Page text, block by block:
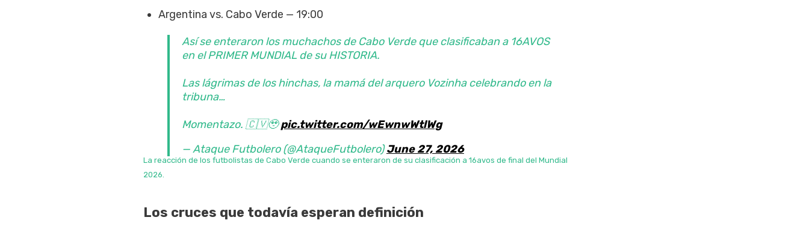
Argentina vs. Cabo Verde — 19:00
Así se enteraron los muchachos de Cabo Verde que clasificaban a 16AVOS
en el PRIMER MUNDIAL de su HISTORIA.
Las lágrimas de los hinchas, la mamá del arquero Vozinha celebrando en la
tribuna…
Momentazo. 🇨🇻🥹pic.twitter.com/wEwnwWtlWg
— Ataque Futbolero (@AtaqueFutbolero)June 27, 2026
La reacción de los futbolistas de Cabo Verde cuando se enteraron de su clasificación a 16avos de final del Mundial
2026.
Los cruces que todavía esperan definición